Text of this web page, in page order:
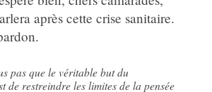
après cette crise sanitaire.
pas que le véritable but du
de restreindre les limites de la pensée